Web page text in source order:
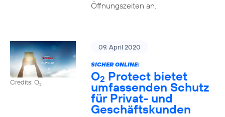
Öffnungszeiten an.
Credits: O2
09. April 2020
SICHER ONLINE:
O2 Protect bietet
umfassenden Schutz
für Privat- und
Geschäftskunden